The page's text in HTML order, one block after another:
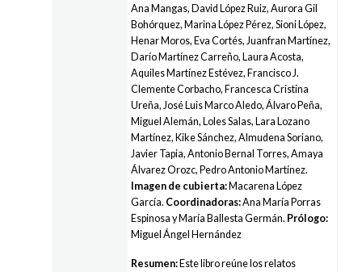
Ana Mangas, David López Ruiz, Aurora Gil
Bohórquez, Marina López Pérez, Sioni López,
Henar Moros, Eva Cortés, Juanfran Martínez,
Darío Martínez Carreño, Laura Acosta,
Aquiles Martínez Estévez, Francisco J.
Clemente Corbacho, Francesca Cristina
Ureña, José Luis Marco Aledo, Álvaro Peña,
Miguel Alemán, Loles Salas, Lara Lozano
Martínez, Kike Sánchez, Almudena Soriano,
Javier Tapia, Antonio Bernal Torres, Amaya
Álvarez Orozc, Pedro Antonio Martínez.
Imagen de cubierta: Macarena López
García. Coordinadoras:Ana María Porras
Espinosa y María Ballesta Germán. Prólogo:
Miguel Ángel Hernández
Resumen:Este libro reúne los relatos